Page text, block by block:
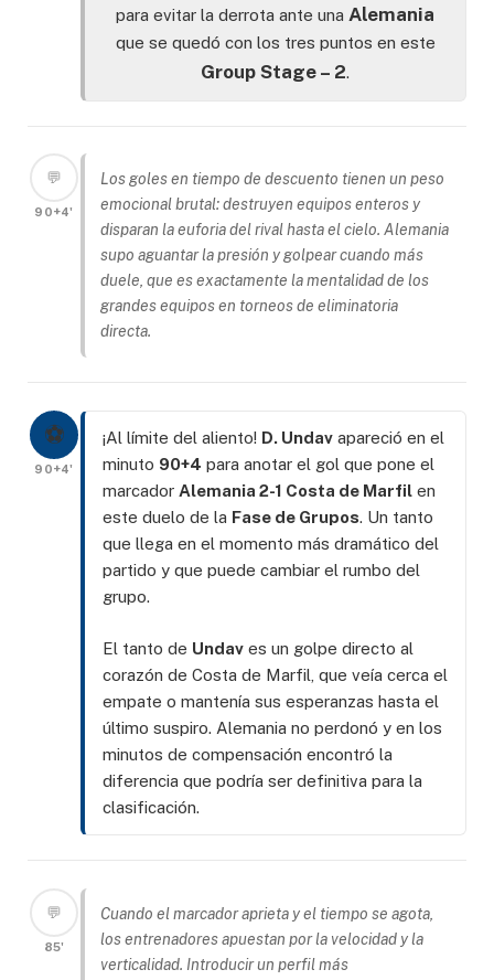
para evitar la derrota ante una Alemania
que se quedó con los tres puntos en este
Group Stage – 2.
💬
90+4'
Los goles en tiempo de descuento tienen un peso
emocional brutal: destruyen equipos enteros y
disparan la euforia del rival hasta el cielo. Alemania
supo aguantar la presión y golpear cuando más
duele, que es exactamente la mentalidad de los
grandes equipos en torneos de eliminatoria
directa.
⚽
90+4'
¡Al límite del aliento! D. Undav apareció en el
minuto 90+4 para anotar el gol que pone el
marcador Alemania 2-1 Costa de Marfil en
este duelo de la Fase de Grupos. Un tanto
que llega en el momento más dramático del
partido y que puede cambiar el rumbo del
grupo.
El tanto de Undav es un golpe directo al
corazón de Costa de Marfil, que veía cerca el
empate o mantenía sus esperanzas hasta el
último suspiro. Alemania no perdonó y en los
minutos de compensación encontró la
diferencia que podría ser definitiva para la
clasificación.
💬
85'
Cuando el marcador aprieta y el tiempo se agota,
los entrenadores apuestan por la velocidad y la
verticalidad. Introducir un perfil más